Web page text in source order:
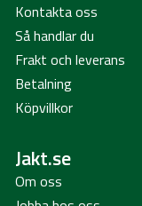
Kontakta oss
Så handlar du
Frakt och leverans
Betalning
Köpvillkor
Jakt.se
Om oss